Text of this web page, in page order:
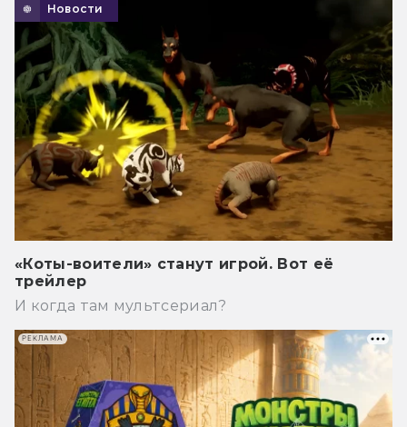
Новости
«Коты-воители» станут игрой. Вот её
трейлер
И когда там мультсериал?
РЕКЛАМА